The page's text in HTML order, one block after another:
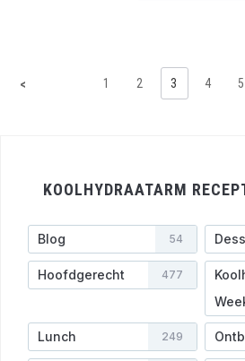
< 1 2 3 4 5
KOOLHYDRAATARM
Blog 54
Hoofdgerecht 477
Lunch 249